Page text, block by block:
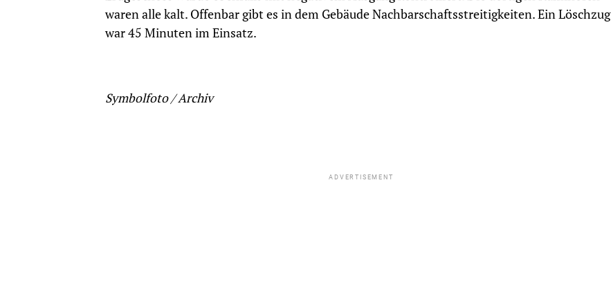
waren alle kalt. Offenbar gibt es in dem Gebäude Nachbarschaftsstreitigkeiten. Ein Löschzug
war 45 Minuten im Einsatz.
Symbolfoto / Archiv
ADVERTISEMENT